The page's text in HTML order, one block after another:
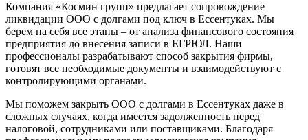
Компания «Космин групп» предлагает сопровождение
ликвидации ООО с долгами под ключ в Ессентуках. Мы
берем на себя все этапы – от анализа финансового состояния
предприятия до внесения записи в ЕГРЮЛ. Наши
профессионалы разрабатывают способ закрытия фирмы,
готовят все необходимые документы и взаимодействуют с
контролирующими органами.
Мы поможем закрыть ООО с долгами в Ессентуках даже в
сложных случаях, когда имеется задолженность перед
налоговой, сотрудниками или поставщиками. Благодаря